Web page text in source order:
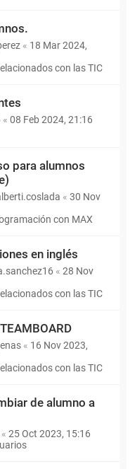
« 18 Mar 2024,
con las TIC
« 08 Feb 2024, 21:16
para alumnos
« 30 Nov
con MAX
en inglés
« 28 Nov
con las TIC
« 16 Nov 2023,
con las TIC
de alumno a
« 25 Oct 2023, 15:16